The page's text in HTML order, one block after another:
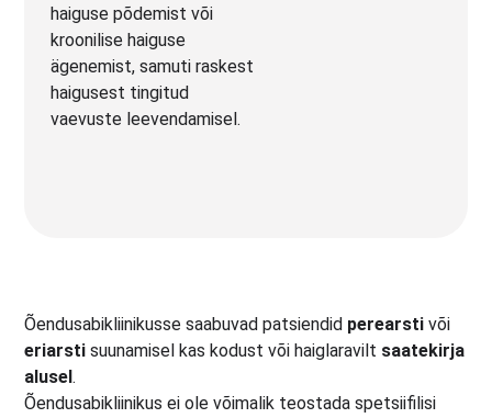
haiguse põdemist või
kroonilise haiguse
ägenemist, samuti raskest
haigusest tingitud
vaevuste leevendamisel.
Õendusabikliinikusse saabuvad patsiendid perearsti või
eriarsti suunamisel kas kodust või haiglaravilt saatekirja
alusel.
Õendusabikliinikus ei ole võimalik teostada spetsiifilisi